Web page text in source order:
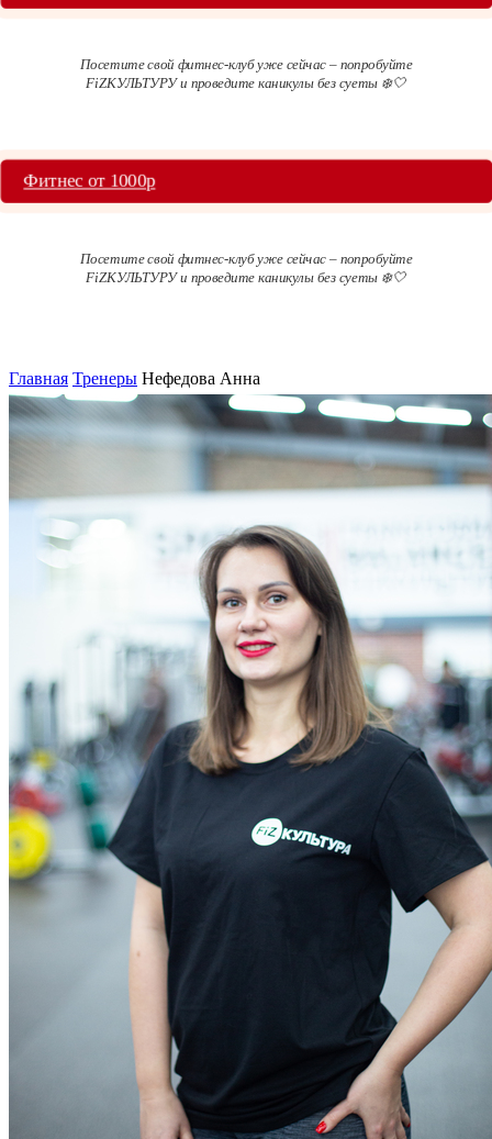
Посетите свой фитнес-клуб уже сейчас – попробуйте
FiZКУЛЬТУРУ и проведите каникулы без суеты ❄️🤍
Фитнес от 1000р
Посетите свой фитнес-клуб уже сейчас – попробуйте
FiZКУЛЬТУРУ и проведите каникулы без суеты ❄️🤍
Главная Тренеры Нефедова Анна